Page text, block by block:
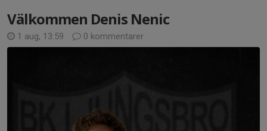
Välkommen Denis Nenic
1 aug, 13:59 0 kommentarer